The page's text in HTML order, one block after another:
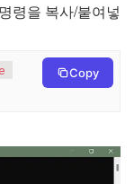
령을 복사/붙여넣
Copy